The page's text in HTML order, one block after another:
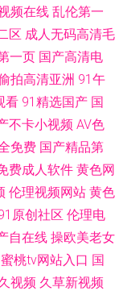
频在线 乱伦第一
区 成人无码高清毛
一页 国产高清电
拍高清亚洲 91午
看 91精选国产 国
不卡小视频 AV色
免费 国产精品第
费成人软件 黄色网
伦理视频网站 黄色
原创社区 伦理电
自在线 操欧美老女
蜜桃tv网站入口 国
视频 久草新视频